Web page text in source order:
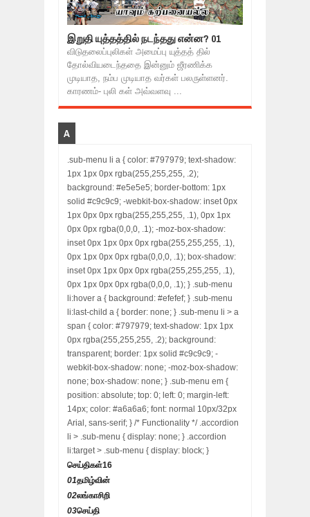
இறுதி யுத்தத்தில் நடந்தது என்ன? 01
விடுதலைப்புலிகள் அமைப்பு யுத்தத் தில்
தோல்வியடைந்ததை இன்னும் ஜீரணிக்க
முடியாத, நம்ப முடியாத வர்கள் பலருள்ளனர்.
காரணம்- புலி கள் அவ்வளவு ...
A
.sub-menu li a { color: #797979; text-shadow:
1px 1px 0px rgba(255,255,255, .2);
background: #e5e5e5; border-bottom: 1px
solid #c9c9c9; -webkit-box-shadow: inset 0px
1px 0px 0px rgba(255,255,255, .1), 0px 1px
0px 0px rgba(0,0,0, .1); -moz-box-shadow:
inset 0px 1px 0px 0px rgba(255,255,255, .1),
0px 1px 0px 0px rgba(0,0,0, .1); box-shadow:
inset 0px 1px 0px 0px rgba(255,255,255, .1),
0px 1px 0px 0px rgba(0,0,0, .1); } .sub-menu
li:hover a { background: #efefef; } .sub-menu
li:last-child a { border: none; } .sub-menu li > a
span { color: #797979; text-shadow: 1px 1px
0px rgba(255,255,255, .2); background:
transparent; border: 1px solid #c9c9c9; -
webkit-box-shadow: none; -moz-box-shadow:
none; box-shadow: none; } .sub-menu em {
position: absolute; top: 0; left: 0; margin-left:
14px; color: #a6a6a6; font: normal 10px/32px
Arial, sans-serif; } /* Functionality */ .accordion
li > .sub-menu { display: none; } .accordion
li:target > .sub-menu { display: block; }
செய்திகள்16
01தமிழ்வின்
02லங்காசிறி
03செய்தி